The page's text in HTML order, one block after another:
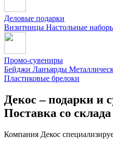
Деловые подарки
Визитницы Настольные
Промо-сувениры
Бейджи Ланъярды
Пластиковые брелоки
Декос – подарки и
Поставка со
Компания Декос